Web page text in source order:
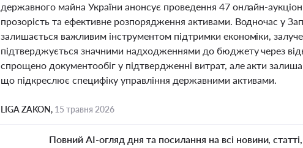
державного майна України анонсує проведення 47 онлайн-
прозорість та ефективне розпорядження активами. Водночас у
залишається важливим інструментом підтримки економіки,
підтверджується значними надходженнями до бюджету через
спрощено документообіг у підтвердженні витрат, але акти
що підкреслює специфіку управління державними активами.
LIGA ZAKON, 15 травня 2026
Повний AI-огляд дня та посилання на всі новини,